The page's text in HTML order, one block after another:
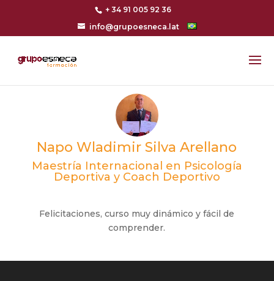
+ 34 91 005 92 36
info@grupoesneca.lat
Napo Wladimir Silva Arellano
Maestría Internacional en Psicología
Deportiva y Coach Deportivo
Felicitaciones, curso muy dinámico y fácil de
comprender.